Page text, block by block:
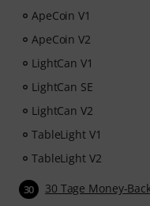
ApeCoin V1
ApeCoin V2
LightCan V1
LightCan SE
LightCan V2
TableLight V1
TableLight V2
30 30 Tage Money-